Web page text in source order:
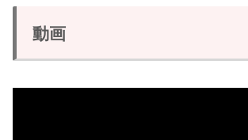
動画